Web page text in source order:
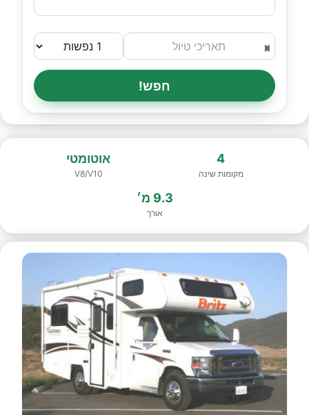
חפש!
4
מקומות שינה
אוטומטי
V8/V10
9.3 מ׳
אורך